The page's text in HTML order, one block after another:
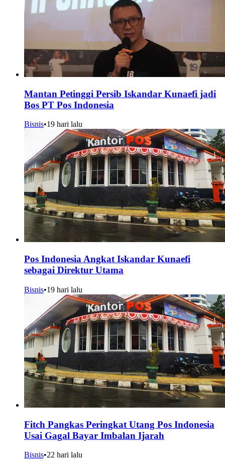
Mantan Petinggi Persib Iskandar Kunaefi jadi
Bos PT Pos Indonesia
Bisnis•19 hari lalu
Pos Indonesia Angkat Iskandar Kunaefi
sebagai Direktur Utama
Bisnis•19 hari lalu
Fitch Pangkas Peringkat Utang Pos Indonesia
Usai Gagal Bayar Imbalan Ijarah
Bisnis•22 hari lalu